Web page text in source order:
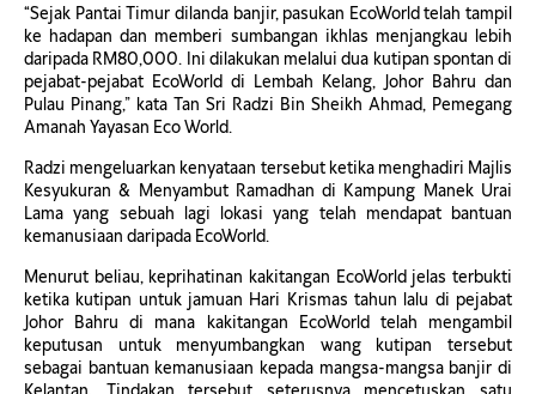
“Sejak Pantai Timur dilanda banjir, pasukan EcoWorld telah tampil
ke hadapan dan memberi sumbangan ikhlas menjangkau lebih
daripada RM80,000. Ini dilakukan melalui dua kutipan spontan di
pejabat-pejabat EcoWorld di Lembah Kelang, Johor Bahru dan
Pulau Pinang,” kata Tan Sri Radzi Bin Sheikh Ahmad, Pemegang
Amanah Yayasan Eco World.
Radzi mengeluarkan kenyataan tersebut ketika menghadiri Majlis
Kesyukuran & Menyambut Ramadhan di Kampung Manek Urai
Lama yang sebuah lagi lokasi yang telah mendapat bantuan
kemanusiaan daripada EcoWorld.
Menurut beliau, keprihatinan kakitangan EcoWorld jelas terbukti
ketika kutipan untuk jamuan Hari Krismas tahun lalu di pejabat
Johor Bahru di mana kakitangan EcoWorld telah mengambil
keputusan untuk menyumbangkan wang kutipan tersebut
sebagai bantuan kemanusiaan kepada mangsa-mangsa banjir di